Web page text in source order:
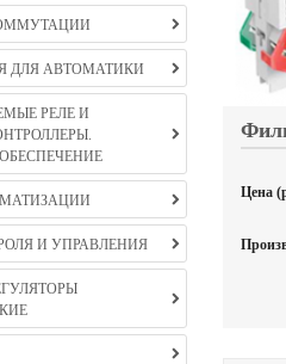
ДЛЯ АВТОМАТИКИ
РЕЛЕ И
И УПРАВЛЕНИЯ
Цена